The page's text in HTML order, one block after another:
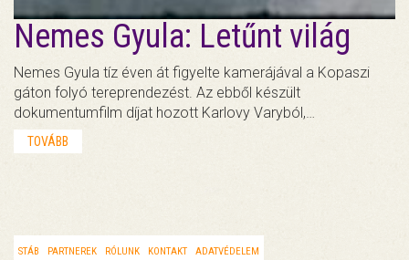
Nemes Gyula: Letűnt világ
Nemes Gyula tíz éven át figyelte kamerájával a Kopaszi
gáton folyó tereprendezést. Az ebből készült
dokumentumfilm díjat hozott Karlovy Varyból,…
TOVÁBB
STÁB PARTNEREK RÓLUNK KONTAKT ADATVÉDELEM